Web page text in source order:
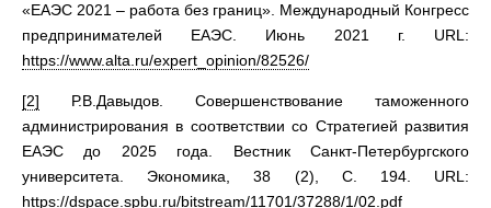
«ЕАЭС 2021 – работа без границ». Международный Конгресс
предпринимателей ЕАЭС. Июнь 2021 г. URL:
https://www.alta.ru/expert_opinion/82526/
[2] Р.В.Давыдов. Совершенствование таможенного
администрирования в соответствии со Стратегией развития
ЕАЭС до 2025 года. Вестник Санкт-Петербургского
университета. Экономика, 38 (2), С. 194. URL:
https://dspace.spbu.ru/bitstream/11701/37288/1/02.pdf